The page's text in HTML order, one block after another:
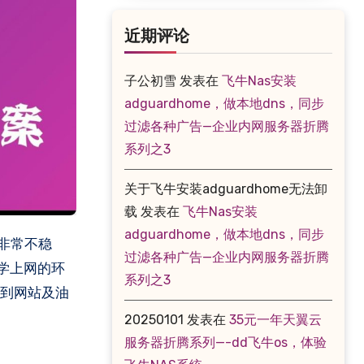
上网的环
网站及油
近期评论
子公初雪 发表在 飞牛Nas安装
adguardhome，做本地dns，同步
过滤各种广告—企业内网服务器折腾
系列之3
关于飞牛安装adguardhome无法卸
载 发表在 飞牛Nas安装
adguardhome，做本地dns，同步
过滤各种广告—企业内网服务器折腾
系列之3
20250101 发表在 35元一年天翼云
服务器折腾系列—-dd飞牛os，体验